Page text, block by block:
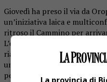
Giovedì ha preso il via da
un’iniziativa laica e
ritroso il Cammino per
L’obiettivo è quello di
riapertura dei valichi per
umanitari alla popolazione
percorso i partecipanti